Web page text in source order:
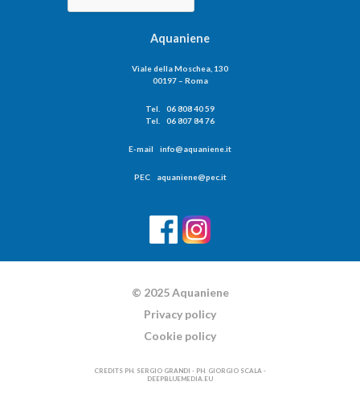
Aquaniene
Viale della Moschea, 130
00197 – Roma
Tel. 06 808 40 59
Tel. 06 807 84 76
E-mail info@aquaniene.it
PEC aquaniene@pec.it
© 2025 Aquaniene
Privacy policy
Cookie policy
CREDITS PH. SERGIO GRANDI - PH. GIORGIO SCALA -
DEEPBLUEMEDIA.EU